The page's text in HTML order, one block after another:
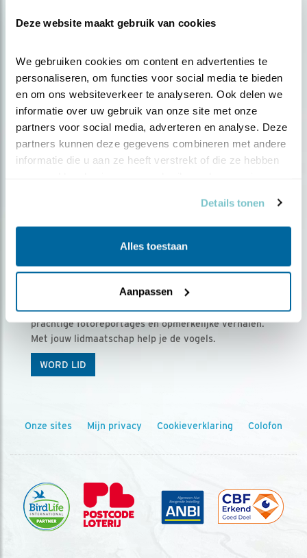
Deze website maakt gebruik van cookies
We gebruiken cookies om content en advertenties te
personaliseren, om functies voor social media te bieden
en om ons websiteverkeer te analyseren. Ook delen we
informatie over uw gebruik van onze site met onze
partners voor social media, adverteren en analyse. Deze
partners kunnen deze gegevens combineren met andere
informatie die u aan ze heeft verstrekt of die ze hebben
Details tonen
Alles toestaan
Aanpassen
Ontvang 5 x Vogels voor € 36,00 per jaar
Vogels is het tijdschrift voor onze leden, met
prachtige fotoreportages en opmerkelijke verhalen.
Met jouw lidmaatschap help je de vogels.
WORD LID
Onze sites Mijn privacy Cookieverklaring Colofon